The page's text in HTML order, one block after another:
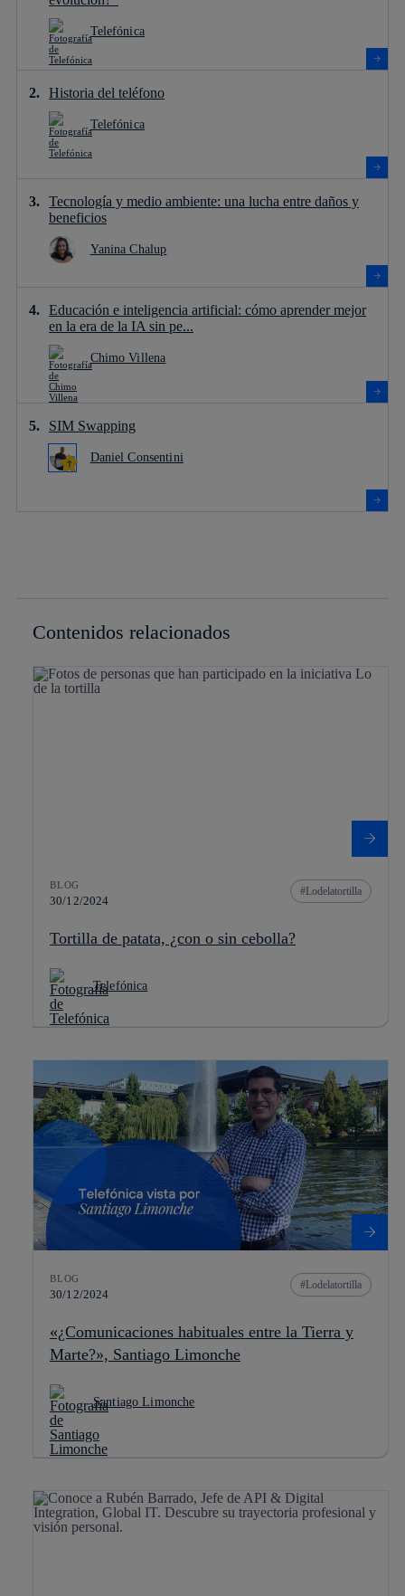
Telefónica
Historia del teléfono
Telefónica
Tecnología y medio ambiente: una lucha entre daños y
beneficios
Yanina Chalup
Educación e inteligencia artificial: cómo aprender mejor
en la era de la IA sin pe...
Chimo Villena
SIM Swapping
Daniel Consentini
Contenidos relacionados
BLOG
30/12/2024
Lodelatortilla
Tortilla de patata, ¿con o sin cebolla?
Telefónica
BLOG
30/12/2024
Lodelatortilla
«¿Comunicaciones habituales entre la Tierra y
Marte?», Santiago Limonche
Santiago Limonche